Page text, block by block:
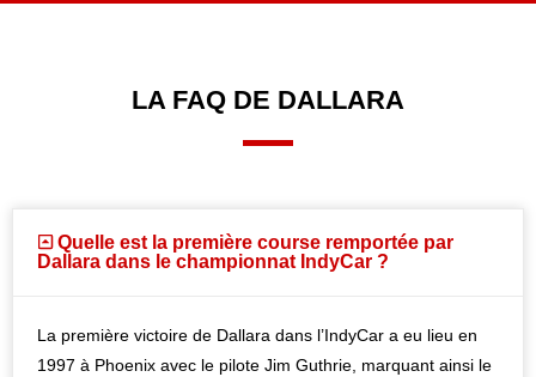
LA FAQ DE DALLARA
Quelle est la première course remportée par
Dallara dans le championnat IndyCar ?
La première victoire de Dallara dans l’IndyCar a eu lieu en
1997 à Phoenix avec le pilote Jim Guthrie, marquant ainsi le